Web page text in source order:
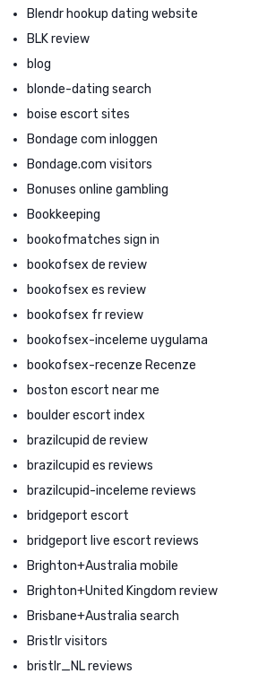
Blendr hookup dating website
BLK review
blog
blonde-dating search
boise escort sites
Bondage com inloggen
Bondage.com visitors
Bonuses online gambling
Bookkeeping
bookofmatches sign in
bookofsex de review
bookofsex es review
bookofsex fr review
bookofsex-inceleme uygulama
bookofsex-recenze Recenze
boston escort near me
boulder escort index
brazilcupid de review
brazilcupid es reviews
brazilcupid-inceleme reviews
bridgeport escort
bridgeport live escort reviews
Brighton+Australia mobile
Brighton+United Kingdom review
Brisbane+Australia search
Bristlr visitors
bristlr_NL reviews